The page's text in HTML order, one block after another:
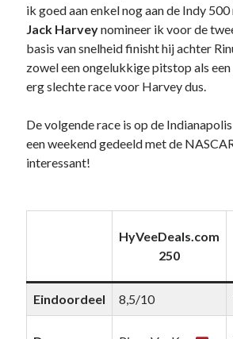
ik goed aan enkel nog aan de Indy 500
Jack Harveynomineer ik voor de
basis van snelheid finisht hij achter
zowel een ongelukkige pitstop als een
erg slechte race voor Harvey dus.
De volgende race is op de
een weekend gedeeld met de
interessant!
HyVeeDeals.com
250
Eindoordeel 8,5/10